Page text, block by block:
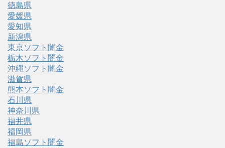
徳島県
愛媛県
愛知県
新潟県
東京ソフト闇金
栃木ソフト闇金
沖縄ソフト闇金
滋賀県
熊本ソフト闇金
石川県
神奈川県
福井県
福岡県
福島ソフト闇金